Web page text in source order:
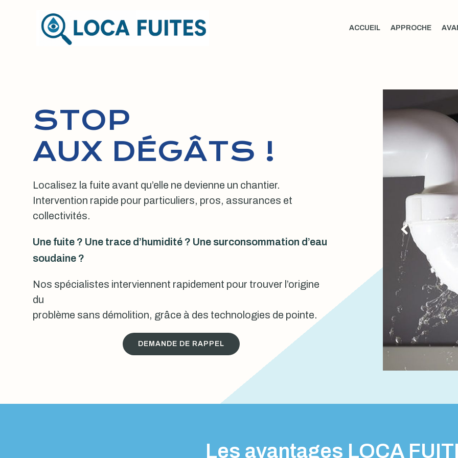
ACCUEIL APPROCHE
STOP
AUX DÉGÂTS !
Localisez la fuite avant qu’elle ne devienne un chantier.
Intervention rapide pour particuliers, pros, assurances et
collectivités.
Une fuite ? Une trace d’humidité ? Une surconsommation d’eau
soudaine ?
Nos spécialistes interviennent rapidement pour trouver l’origine
du
problème sans démolition, grâce à des technologies de pointe.
DEMANDE DE RAPPEL
Les avantages LOCA